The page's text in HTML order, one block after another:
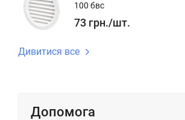
100 бвс
73 грн./шт.
Дивитися все
Допомога